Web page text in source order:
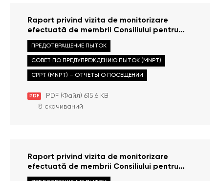
Raport privind vizita de monitorizare
efectuată de membrii Consiliului pentru
prevenirea Torturii la Inspectoratul de
Poliție Bender, în data de 13 noiembrie 2021
PDF PDF (Файл) 615.6 KB
ПРЕДОТВРАЩЕНИЕ ПЫТОК
СОВЕТ ПО ПРЕДУПРЕЖДЕНИЮ ПЫТОК (MNPT)
CPPT (MNPT) – ОТЧЕТЫ О ПОСЕЩЕНИИ
8 скачиваний
Raport privind vizita de monitorizare
efectuată de membrii Consiliului pentru
Prevenirea Torturii în Penitenciarul nr. 8